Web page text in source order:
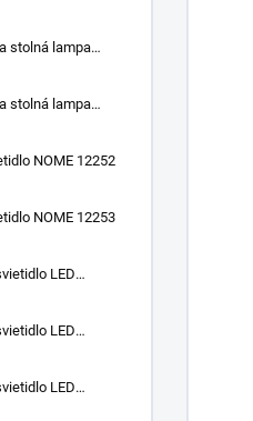
stolná lampa
BL 90420
stolná lampa
90419
NOME 12252
NOME 12253
LED
LED
UP 6W B 24365
LED